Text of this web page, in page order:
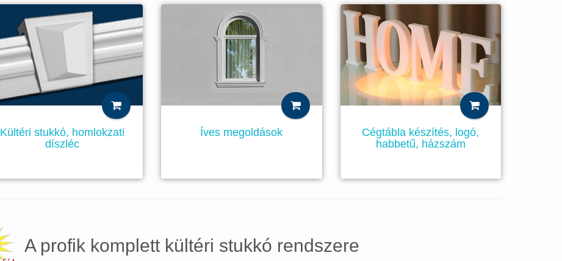
Kültéri stukkó, homlokzati
díszléc
Íves megoldások
Cégtábla készítés, logó,
habbetű, házszám
A profik komplett kültéri stukkó rendszere